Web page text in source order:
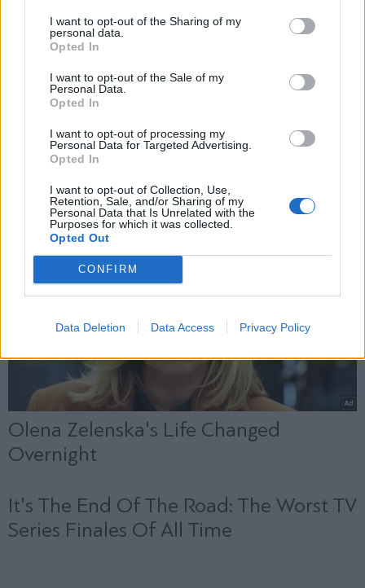
I want to opt-out of the Sharing of my
personal data.
Opted In
I want to opt-out of the Sale of my
Personal Data.
Opted In
I want to opt-out of processing my
Personal Data for Targeted Advertising.
Opted In
I want to opt-out of Collection, Use,
Retention, Sale, and/or Sharing of my
Personal Data that Is Unrelated with the
Purposes for which it was collected.
Opted Out
CONFIRM
Data Deletion Data Access Privacy Policy
ΕΛΛΑΔΑ
14.04.2025 13:00
ΕΛΙΣΑΒΕΤ ΣΤΑΜΟΠΟΥΛΟΥ
έχουμε καμία συμμετοχή στο πόρισμα
του ΕΟ∆ΑΣΑΑΜ
Αποδέχομαι τους
και την πολιτική απορρήτου
X